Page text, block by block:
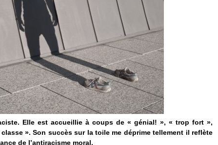
Elle est accueillie à coups de « génial! », « trop fort »,
». Son succès sur la toile me déprime tellement il reflète
de l’antiracisme moral.